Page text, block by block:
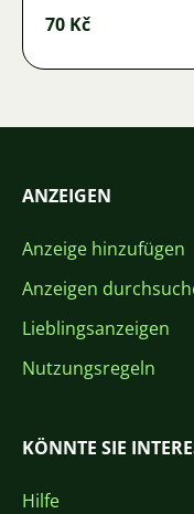
70 Kč
ANZEIGEN
Anzeige hinzufügen
Anzeigen
Lieblingsanzeigen
Nutzungsregeln
KÖNNTE SIE
Hilfe